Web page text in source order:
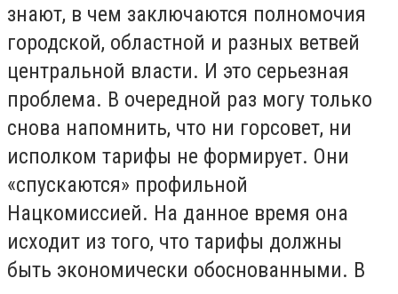
знают, в чем заключаются полномочия
городской, областной и разных ветвей
центральной власти. И это серьезная
проблема. В очередной раз могу только
снова напомнить, что ни горсовет, ни
исполком тарифы не формирует. Они
«спускаются» профильной
Нацкомиссией. На данное время она
исходит из того, что тарифы должны
быть экономически обоснованными. В